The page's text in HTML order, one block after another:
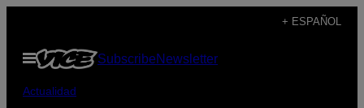
contenido
+ ESPAÑOL
Abrir
Menú
SubscribeNewsletter
Actualidad